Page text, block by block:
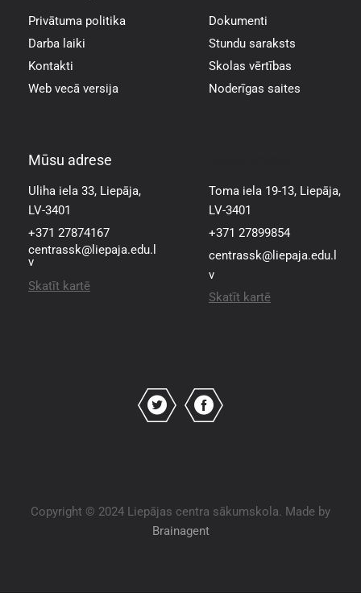
Privātuma politika
Darba laiki
Kontakti
Web vecā versija
Dokumenti
Stundu saraksts
Skolas vērtības
Noderīgas saites
Mūsu adrese
Uliha iela 33, Liepāja,
LV-3401
+371 27874167
centrassk@liepaja.edu.l
v
Skatīt kartē
Toma iela 19-13, Liepāja,
LV-3401
+371 27899854
centrassk@liepaja.edu.l
v
Skatīt kartē
Copyright © 2024 Liepājas centra sākumskola. Made by
Brainagent